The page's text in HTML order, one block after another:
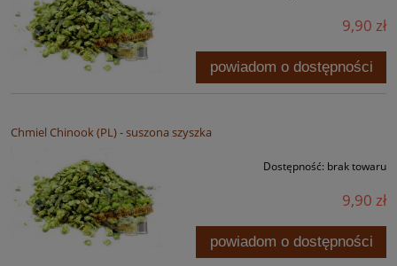
9,90 zł
powiadom o dostępności
Chmiel Chinook (PL) - suszona szyszka
Dostępność: brak towaru
9,90 zł
powiadom o dostępności